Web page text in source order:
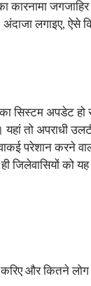
लगाइए,
अपडेट हो
तो अपराधी
परेशान करने
को
करिए और कितने